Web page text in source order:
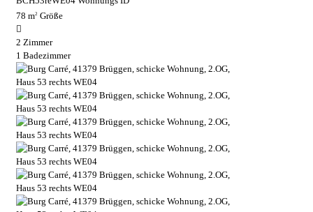
78 m2 Größe
2 Zimmer
1 Badezimmer